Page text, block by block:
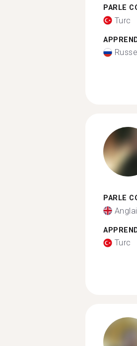
PARLE
Turc
Russe
PARLE
Turc